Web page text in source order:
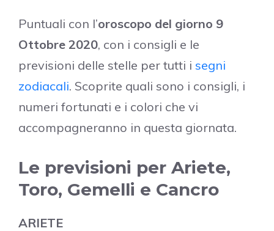
Puntuali con l’oroscopo del giorno 9
Ottobre 2020, con i consigli e le
previsioni delle stelle per tutti i segni
zodiacali. Scoprite quali sono i consigli, i
numeri fortunati e i colori che vi
accompagneranno in questa giornata.
Le previsioni per Ariete,
Toro, Gemelli e Cancro
ARIETE